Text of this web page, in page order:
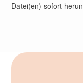
Datei(en) sofort